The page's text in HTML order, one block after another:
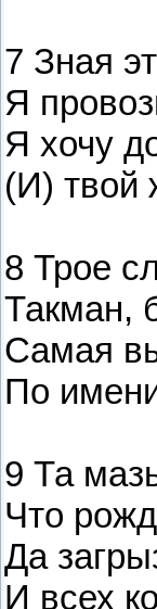
7 Зная
Я
Я хочу
(И) твой
8 Трое
Такман,
Самая
По
9 Та
Что
Да
И всех